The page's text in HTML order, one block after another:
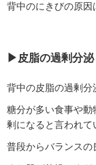
背中のにきびの原因
▶︎皮脂の過剰分泌
背中の皮脂の過剰分
糖分が多い食事や
剰になると言われて
普段からバランスの